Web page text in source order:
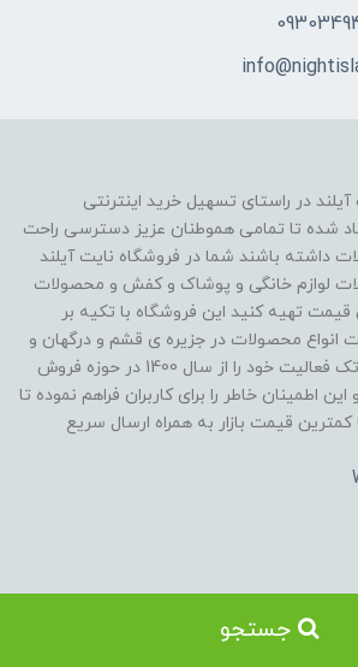
در راستای تسهیل خرید اینترنتی
شده تا تمامی هموطنان عزیز دسترسی راحت
داشته باشند شما در فروشگاه نایت آیلند
لوازم خانگی و پوشاک و کفش و محصولات
قیمت تهیه کنید این فروشگاه با تکیه بر
وارادت انواع محصولات در جزیره ی قشم و درگهان و
فروش بصورت عمده و تک فعالیت خود را از سال 1400 در حوزه فروش
اطمینان خاطر را برای کاربران فراهم نموده تا
کمترین قیمت بازار به همراه ارسال سریع
طراحی سایت توسطPortal.ir